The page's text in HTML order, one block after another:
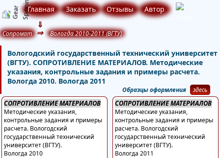
Главная Заказать Отзывы Автор
⇓
Сопромат ⇒ Вологда 2010-2011 (ВГТУ)
Вологодский государственный технический университет
(ВГТУ). СОПРОТИВЛЕНИЕ МАТЕРИАЛОВ. Методические
указания, контрольные задания и примеры расчета.
Вологда 2010. Вологда 2011
Образцы оформления здесь
СОПРОТИВЛЕНИЕ МАТЕРИАЛОВ
Методические указания,
контрольные задания и примеры
расчета. Вологодский
государственный технический
университет (ВГТУ).
Вологда 2010
СОПРОТИВЛЕНИЕ МАТЕРИАЛОВ
Методические указания,
контрольные задания и примеры
расчета. Вологодский
государственный технический
университет (ВГТУ).
Вологда 2011